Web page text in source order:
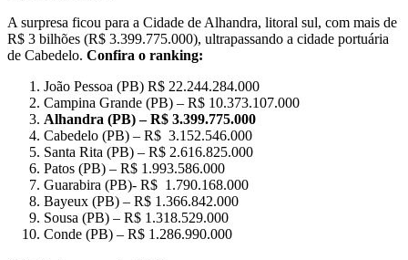
A surpresa ficou para a Cidade de Alhandra, litoral sul, com mais de
R$ 3 bilhões (R$ 3.399.775.000), ultrapassando a cidade portuária
de Cabedelo. Confira o ranking:
João Pessoa (PB) R$ 22.244.284.000
Campina Grande (PB) – R$ 10.373.107.000
Alhandra (PB) – R$ 3.399.775.000
Cabedelo (PB) – R$ 3.152.546.000
Santa Rita (PB) – R$ 2.616.825.000
Patos (PB) – R$ 1.993.586.000
Guarabira (PB)- R$ 1.790.168.000
Bayeux (PB) – R$ 1.366.842.000
Sousa (PB) – R$ 1.318.529.000
Conde (PB) – R$ 1.286.990.000